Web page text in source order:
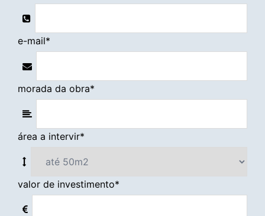
e-mail*
morada da obra*
área a intervir*
valor de investimento*